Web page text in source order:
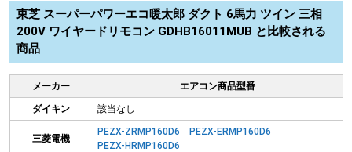
東芝 スーパーパワーエコ暖太郎 ダクト 6馬力 ツイン 三相
200V ワイヤードリモコン GDHB16011MUB と比較される
商品
メーカー エアコン商品型番
ダイキン 該当なし
三菱電機
PEZX-ZRMP160D6
PEZX-ERMP160D6
PEZX-HRMP160D6